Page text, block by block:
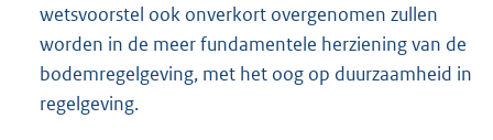
wetsvoorstel ook onverkort overgenomen zullen
worden in de meer fundamentele herziening van de
bodemregelgeving, met het oog op duurzaamheid in
regelgeving.